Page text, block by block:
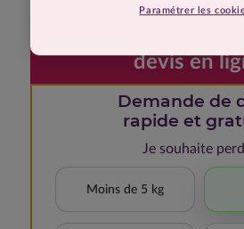
devis en
Demande de
rapide et
Je souhaite
Moins de 5 kg
Paramétrer les